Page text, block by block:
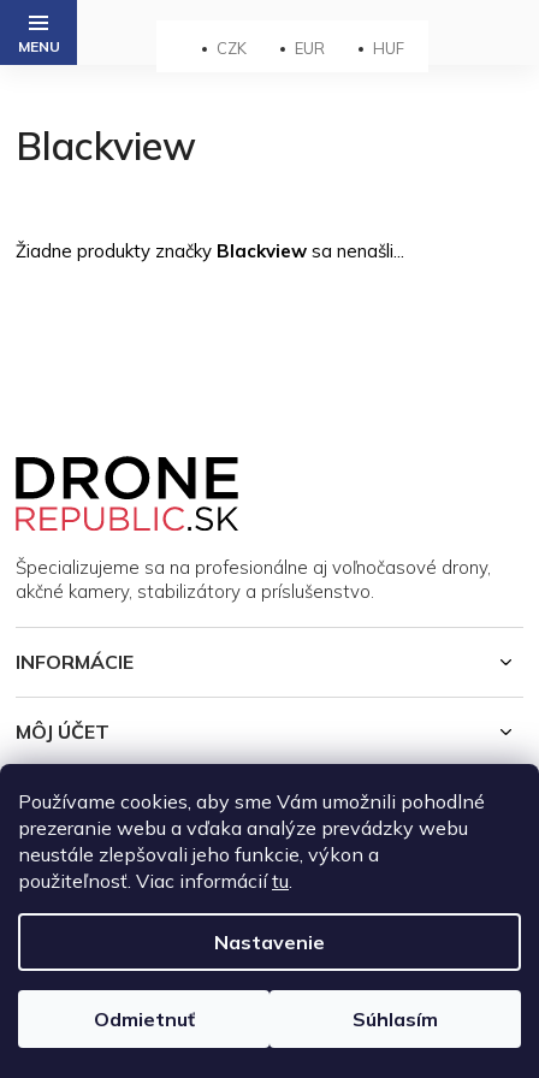
Používame cookies, aby sme Vám umožnili pohodlné
prezeranie webu a vďaka analýze prevádzky webu
neustále zlepšovali jeho funkcie, výkon a
použiteľnosť. Viac informáciítu.
Nastavenie
Odmietnuť Súhlasím
Prejsť
obsah
CZK EUR HUF
Blackview
Žiadne produkty značky Blackview sa nenašli...
Špecializujeme sa na profesionálne aj voľnočasové drony,
akčné kamery, stabilizátory a príslušenstvo.
INFORMÁCIE
MÔJ ÚČET
Vytvoril Shoptet
Copyright 2026DroneRepublic.sk . Všetky práva vyhradené.Upraviť
nastavenie cookies